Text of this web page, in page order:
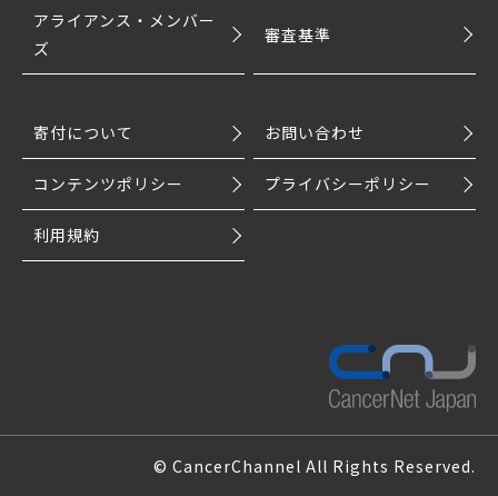
アライアンス・メンバー
ズ
審査基準
寄付について お問い合わせ
コンテンツポリシー プライバシーポリシー
利用規約
© CancerChannel All Rights Reserved.